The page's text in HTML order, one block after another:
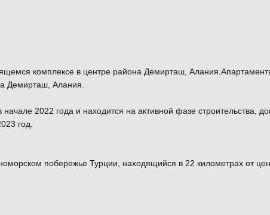
комплексе в центре района Демирташ,
Демирташ, Алания.
2022 года и находится на активной фазе строительства,
год.
побережье Турции, находящийся в 22 километрах от